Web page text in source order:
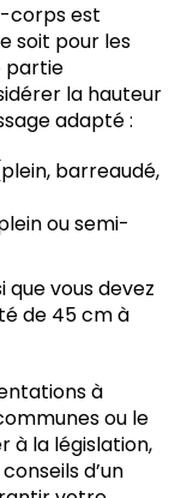
corps est
soit pour les
partie
la hauteur
adapté :
barreaudé,
ou semi-
que vous devez
de 45 cm à
à
ou le
à la législation,
d’un